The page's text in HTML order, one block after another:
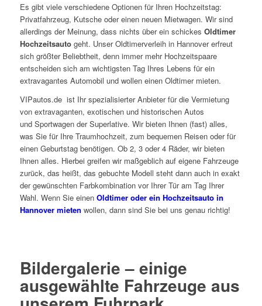
Es gibt viele verschiedene Optionen für Ihren Hochzeitstag:
Privatfahrzeug, Kutsche oder einen neuen Mietwagen. Wir sind
allerdings der Meinung, dass nichts über ein schickes Oldtimer
Hochzeitsautogeht. Unser Oldtimerverleih in Hannover erfreut
sich größter Beliebtheit, denn immer mehr Hochzeitspaare
entscheiden sich am wichtigsten Tag Ihres Lebens für ein
extravagantes Automobil und wollen einen Oldtimer mieten.
VIPautos.de ist Ihr spezialisierter Anbieter für die Vermietung
von extravaganten, exotischen und historischen Autos
und Sportwagen der Superlative. Wir bieten Ihnen (fast) alles,
was Sie für Ihre Traumhochzeit, zum bequemen Reisen oder für
einen Geburtstag benötigen. Ob 2, 3 oder 4 Räder, wir bieten
Ihnen alles. Hierbei greifen wir maßgeblich auf eigene Fahrzeuge
zurück, das heißt, das gebuchte Modell steht dann auch in exakt
der gewünschten Farbkombination vor Ihrer Tür am Tag Ihrer
Wahl. Wenn Sie einen Oldtimer oder ein Hochzeitsauto in
Hannover mieten wollen, dann sind Sie bei uns genau richtig!
Bildergalerie – einige
ausgewählte Fahrzeuge aus